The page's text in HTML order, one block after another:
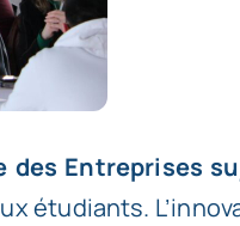
des Entreprises
étudiants.